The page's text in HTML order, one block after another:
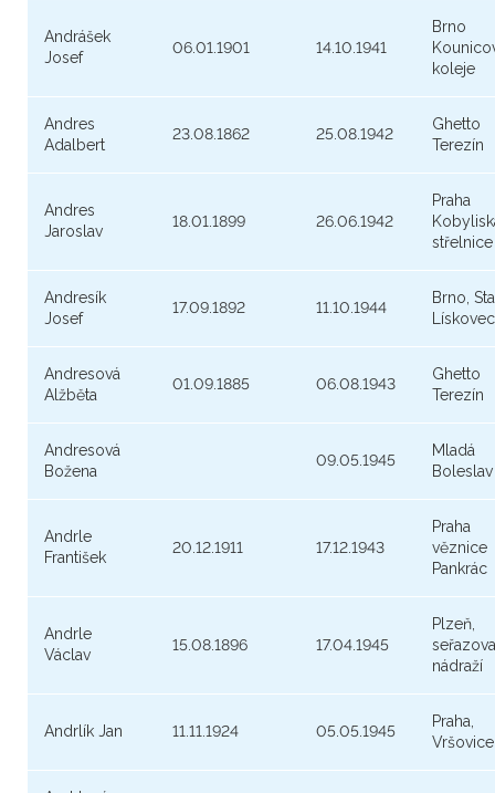
Andrášek
Josef
06.01.1901 14.10.1941
Brno
koleje
Andres
Adalbert
23.08.1862 25.08.1942
Ghetto
Terezín
Andres
Jaroslav
18.01.1899 26.06.1942
Praha
střelnice
Andresík
Josef
17.09.1892 11.10.1944
Brno,
Lískovec
Andresová
Alžběta
01.09.1885 06.08.1943
Ghetto
Terezín
Andresová
Božena
09.05.1945
Mladá
Boleslav
Andrle
František
20.12.1911 17.12.1943
Praha
věznice
Pankrác
Andrle
Václav
15.08.1896 17.04.1945
Plzeň,
nádraží
Andrlík Jan 11.11.1924 05.05.1945
Praha,
Vršovice